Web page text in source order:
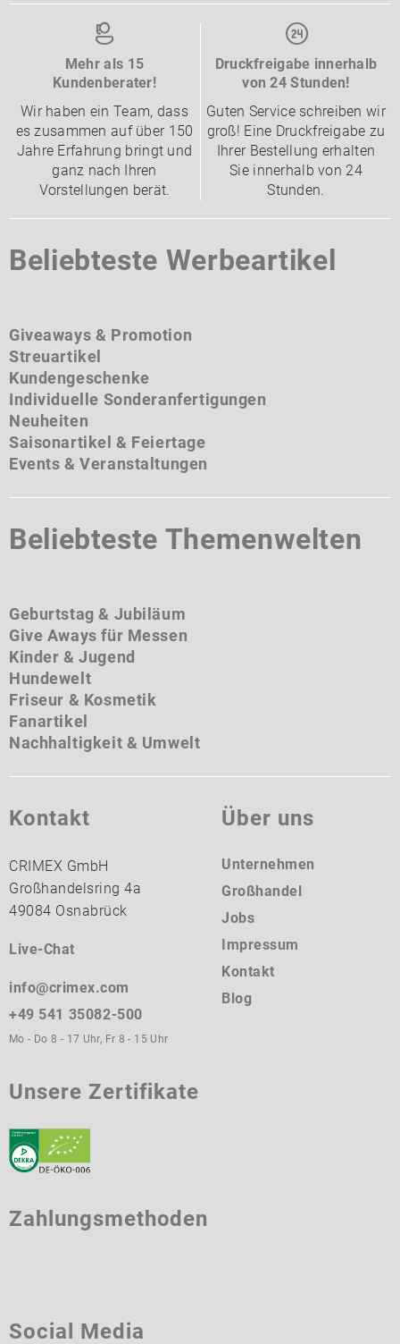
Mehr als 15
Kundenberater!
Wir haben ein Team, dass
es zusammen auf über 150
Jahre Erfahrung bringt und
ganz nach Ihren
Vorstellungen berät.
Druckfreigabe innerhalb
von 24 Stunden!
Guten Service schreiben wir
groß! Eine Druckfreigabe zu
Ihrer Bestellung erhalten
Sie innerhalb von 24
Stunden.
Beliebteste Werbeartikel
Giveaways & Promotion
Streuartikel
Kundengeschenke
Individuelle Sonderanfertigungen
Neuheiten
Saisonartikel & Feiertage
Events & Veranstaltungen
Beliebteste Themenwelten
Geburtstag & Jubiläum
Give Aways für Messen
Kinder & Jugend
Hundewelt
Friseur & Kosmetik
Fanartikel
Nachhaltigkeit & Umwelt
Kontakt
CRIMEX GmbH
Großhandelsring 4a
49084 Osnabrück
Live-Chat
info@crimex.com
+49 541 35082-500
Mo - Do 8 - 17 Uhr, Fr 8 - 15 Uhr
Über uns
Unternehmen
Großhandel
Jobs
Impressum
Kontakt
Blog
Unsere Zertifikate
Zahlungsmethoden
Social Media